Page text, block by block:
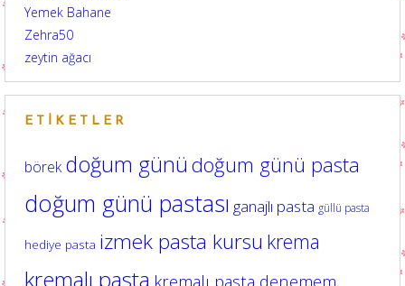
Yemek Bahane
Zehra50
zeytin ağacı
ETIKETLER
börek doğum günüdoğum günü pasta
doğum günü pastası ganajlı pasta güllü pasta
hediye pasta izmek pasta kursu krema
kremalı pasta kremalı pasta denemem